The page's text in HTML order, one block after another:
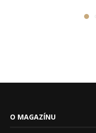
O MAGAZÍNU